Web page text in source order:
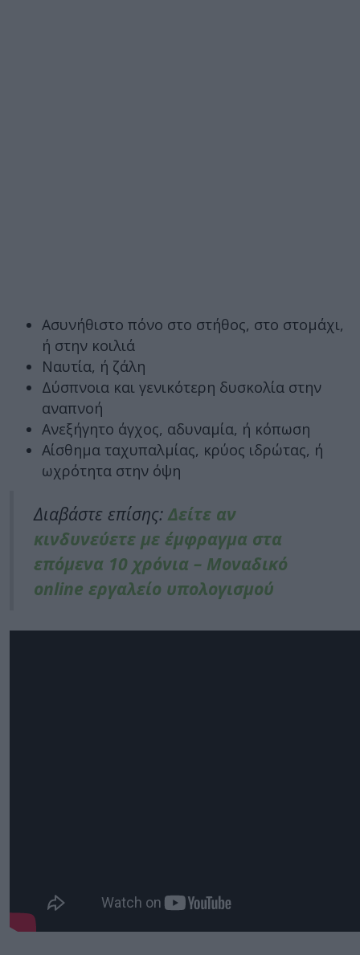
Ασυνήθιστο πόνο στο στήθος, στο στομάχι,
ή στην κοιλιά
Ναυτία, ή ζάλη
Δύσπνοια και γενικότερη δυσκολία στην
αναπνοή
Ανεξήγητο άγχος, αδυναμία, ή κόπωση
Αίσθημα ταχυπαλμίας, κρύος ιδρώτας, ή
ωχρότητα στην όψη
Διαβάστε επίσης: Δείτε αν
κινδυνεύετε με έμφραγμα στα
επόμενα 10 χρόνια – Μοναδικό
online εργαλείο υπολογισμού